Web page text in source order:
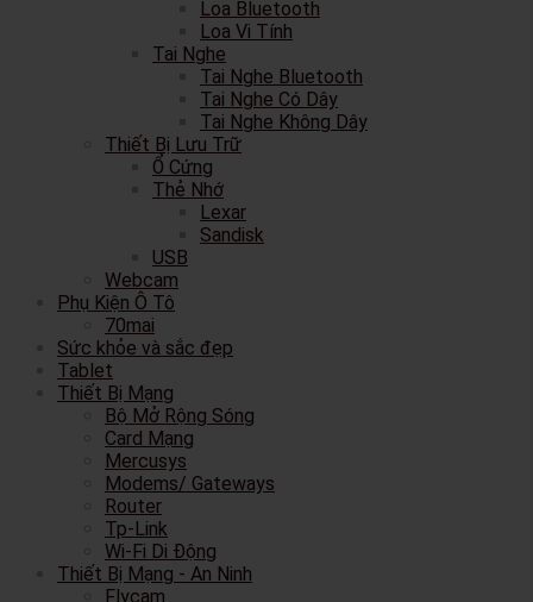
Loa Bluetooth
Loa Vi Tính
Tai Nghe
Tai Nghe Bluetooth
Tai Nghe Có Dây
Tai Nghe Không Dây
Thiết Bị Lưu Trữ
Ổ Cứng
Thẻ Nhớ
Lexar
Sandisk
USB
Webcam
Phụ Kiện Ô Tô
70mai
Sức khỏe và sắc đẹp
Tablet
Thiết Bị Mạng
Bộ Mở Rộng Sóng
Card Mạng
Mercusys
Modems/ Gateways
Router
Tp-Link
Wi-Fi Di Động
Thiết Bị Mạng - An Ninh
Flycam